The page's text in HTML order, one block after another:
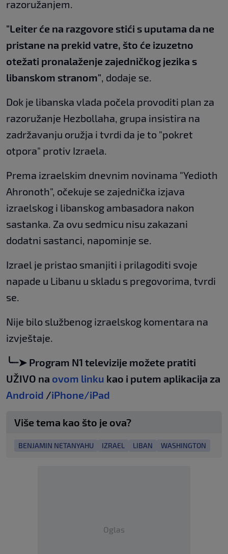
razoružanjem.
"Leiter će na razgovore stići s uputama da ne
pristane na prekid vatre, što će izuzetno
otežati pronalaženje zajedničkog jezika s
libanskom stranom", dodaje se.
Dok je libanska vlada počela provoditi plan za
razoružanje Hezbollaha, grupa insistira na
zadržavanju oružja i tvrdi da je to "pokret
otpora" protiv Izraela.
Prema izraelskim dnevnim novinama "Yedioth
Ahronoth", očekuje se zajednička izjava
izraelskog i libanskog ambasadora nakon
sastanka. Za ovu sedmicu nisu zakazani
dodatni sastanci, napominje se.
Izrael je pristao smanjiti i prilagoditi svoje
napade u Libanu u skladu s pregovorima, tvrdi
se.
Nije bilo službenog izraelskog komentara na
izvještaje.
╰┈➤ Program N1 televizije možete pratiti
UŽIVO na ovom linku kao i putem aplikacija za
Android /iPhone/iPad
Više tema kao što je ova?
BENJAMIN NETANYAHU IZRAEL LIBAN WASHINGTON
Oglas